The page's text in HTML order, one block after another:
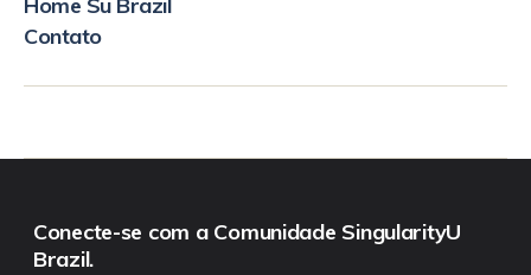
Contato
Conecte-se com a Comunidade SingularityU
Brazil.